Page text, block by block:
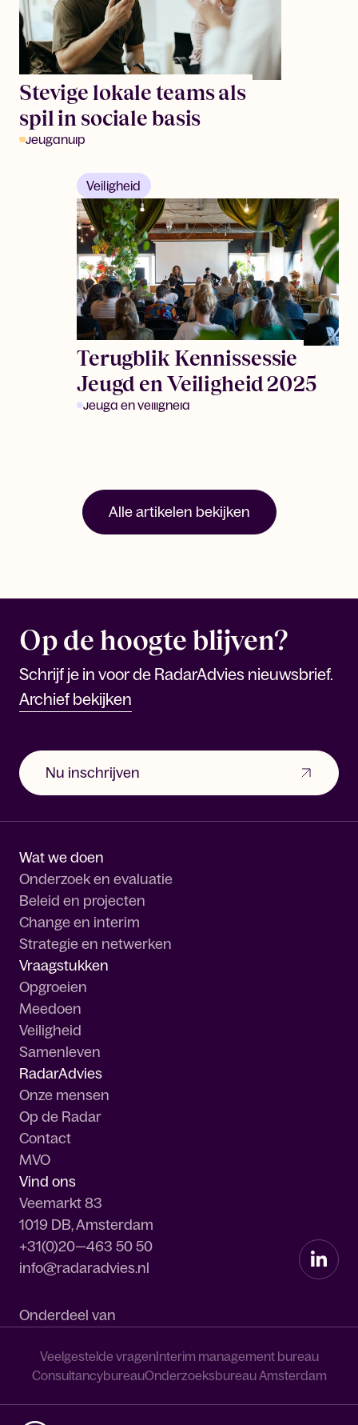
Stevige lokale teams als
spil in sociale basis
Jeugdhulp
Veiligheid
Terugblik Kennissessie
Jeugd en Veiligheid 2025
Jeugd en veiligheid
Alle artikelen bekijken
Op de hoogte blijven?
Schrijf je in voor de RadarAdvies nieuwsbrief.
Archief bekijken
Nu inschrijven
Wat we doen
Onderzoek en evaluatie
Beleid en projecten
Change en interim
Strategie en netwerken
Vraagstukken
Opgroeien
Meedoen
Veiligheid
Samenleven
RadarAdvies
Onze mensen
Op de Radar
Contact
MVO
Vind ons
Veemarkt 83
1019 DB, Amsterdam
+31(0)20—463 50 50
info@radaradvies.nl
Onderdeel van
Veelgestelde vragenInterim management bureau
ConsultancybureauOnderzoeksbureau Amsterdam